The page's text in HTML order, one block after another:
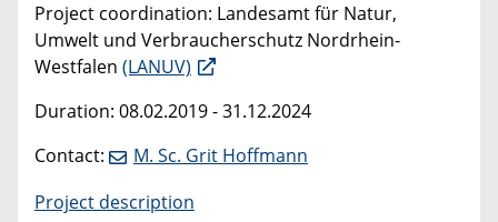
Project coordination: Landesamt für Natur,
Umwelt und Verbraucherschutz Nordrhein-
Westfalen (LANUV)
Duration: 08.02.2019 - 31.12.2024
Contact:
M. Sc. Grit Hoffmann
Project description